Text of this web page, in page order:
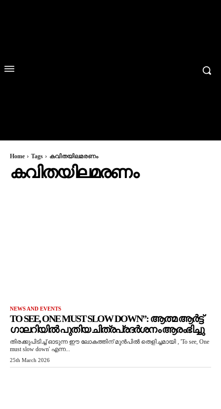
Home Tags കവിതയിലമരണം
കവിതയിലമരണം
NEWS AND EVENTS
TO SEE, ONE MUST SLOW DOWN”: ആത്മ ആർട്ട്
ഗാലറിയിൽ പുതിയ ചിത്രപ്രദർശനം ആരംഭിച്ചു
തിരക്കുപിടിച്ച് ഓടുന്ന ഈ ലോകത്തിന് മുൻപിൽ തെളിച്ചമായി , 'To see, One
must slow down' എന്ന...
25th March 2026